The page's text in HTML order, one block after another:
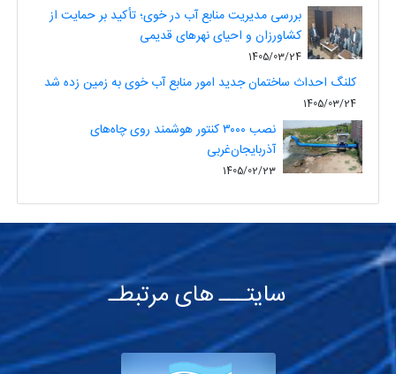
بررسی مدیریت منابع آب در خوی؛ تأکید بر حمایت از
کشاورزان و احیای نهرهای قدیمی
1405/03/24
کلنگ احداث ساختمان جدید امور منابع آب خوی به زمین زده شد
1405/03/24
نصب ۳۰۰۰ کنتور هوشمند روی چاه‌های
آذربایجان‌غربی
1405/02/23
سایتـــ های مرتبطـ